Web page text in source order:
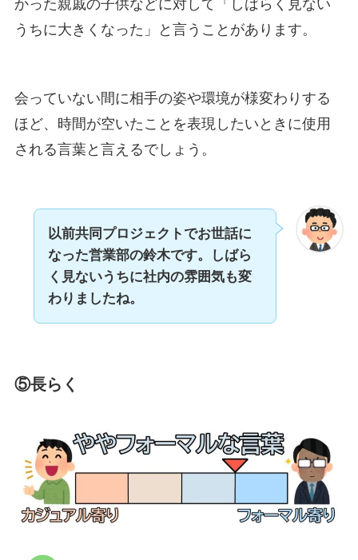
かった親戚の子供などに対して「しばらく見ない
うちに大きくなった」と言うことがあります。
会っていない間に相手の姿や環境が様変わりする
ほど、時間が空いたことを表現したいときに使用
される言葉と言えるでしょう。
以前共同プロジェクトでお世話に
なった営業部の鈴木です。
しばら
く見ないうちに社内の雰囲気も変
わりましたね。
⑤長らく